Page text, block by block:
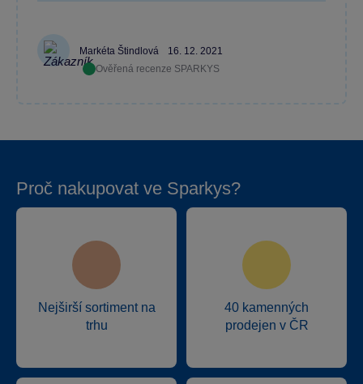
Markéta Štindlová
16. 12. 2021
Ověřená recenze SPARKYS
Proč nakupovat ve Sparkys?
Nejširší sortiment na
trhu
40 kamenných
prodejen v ČR